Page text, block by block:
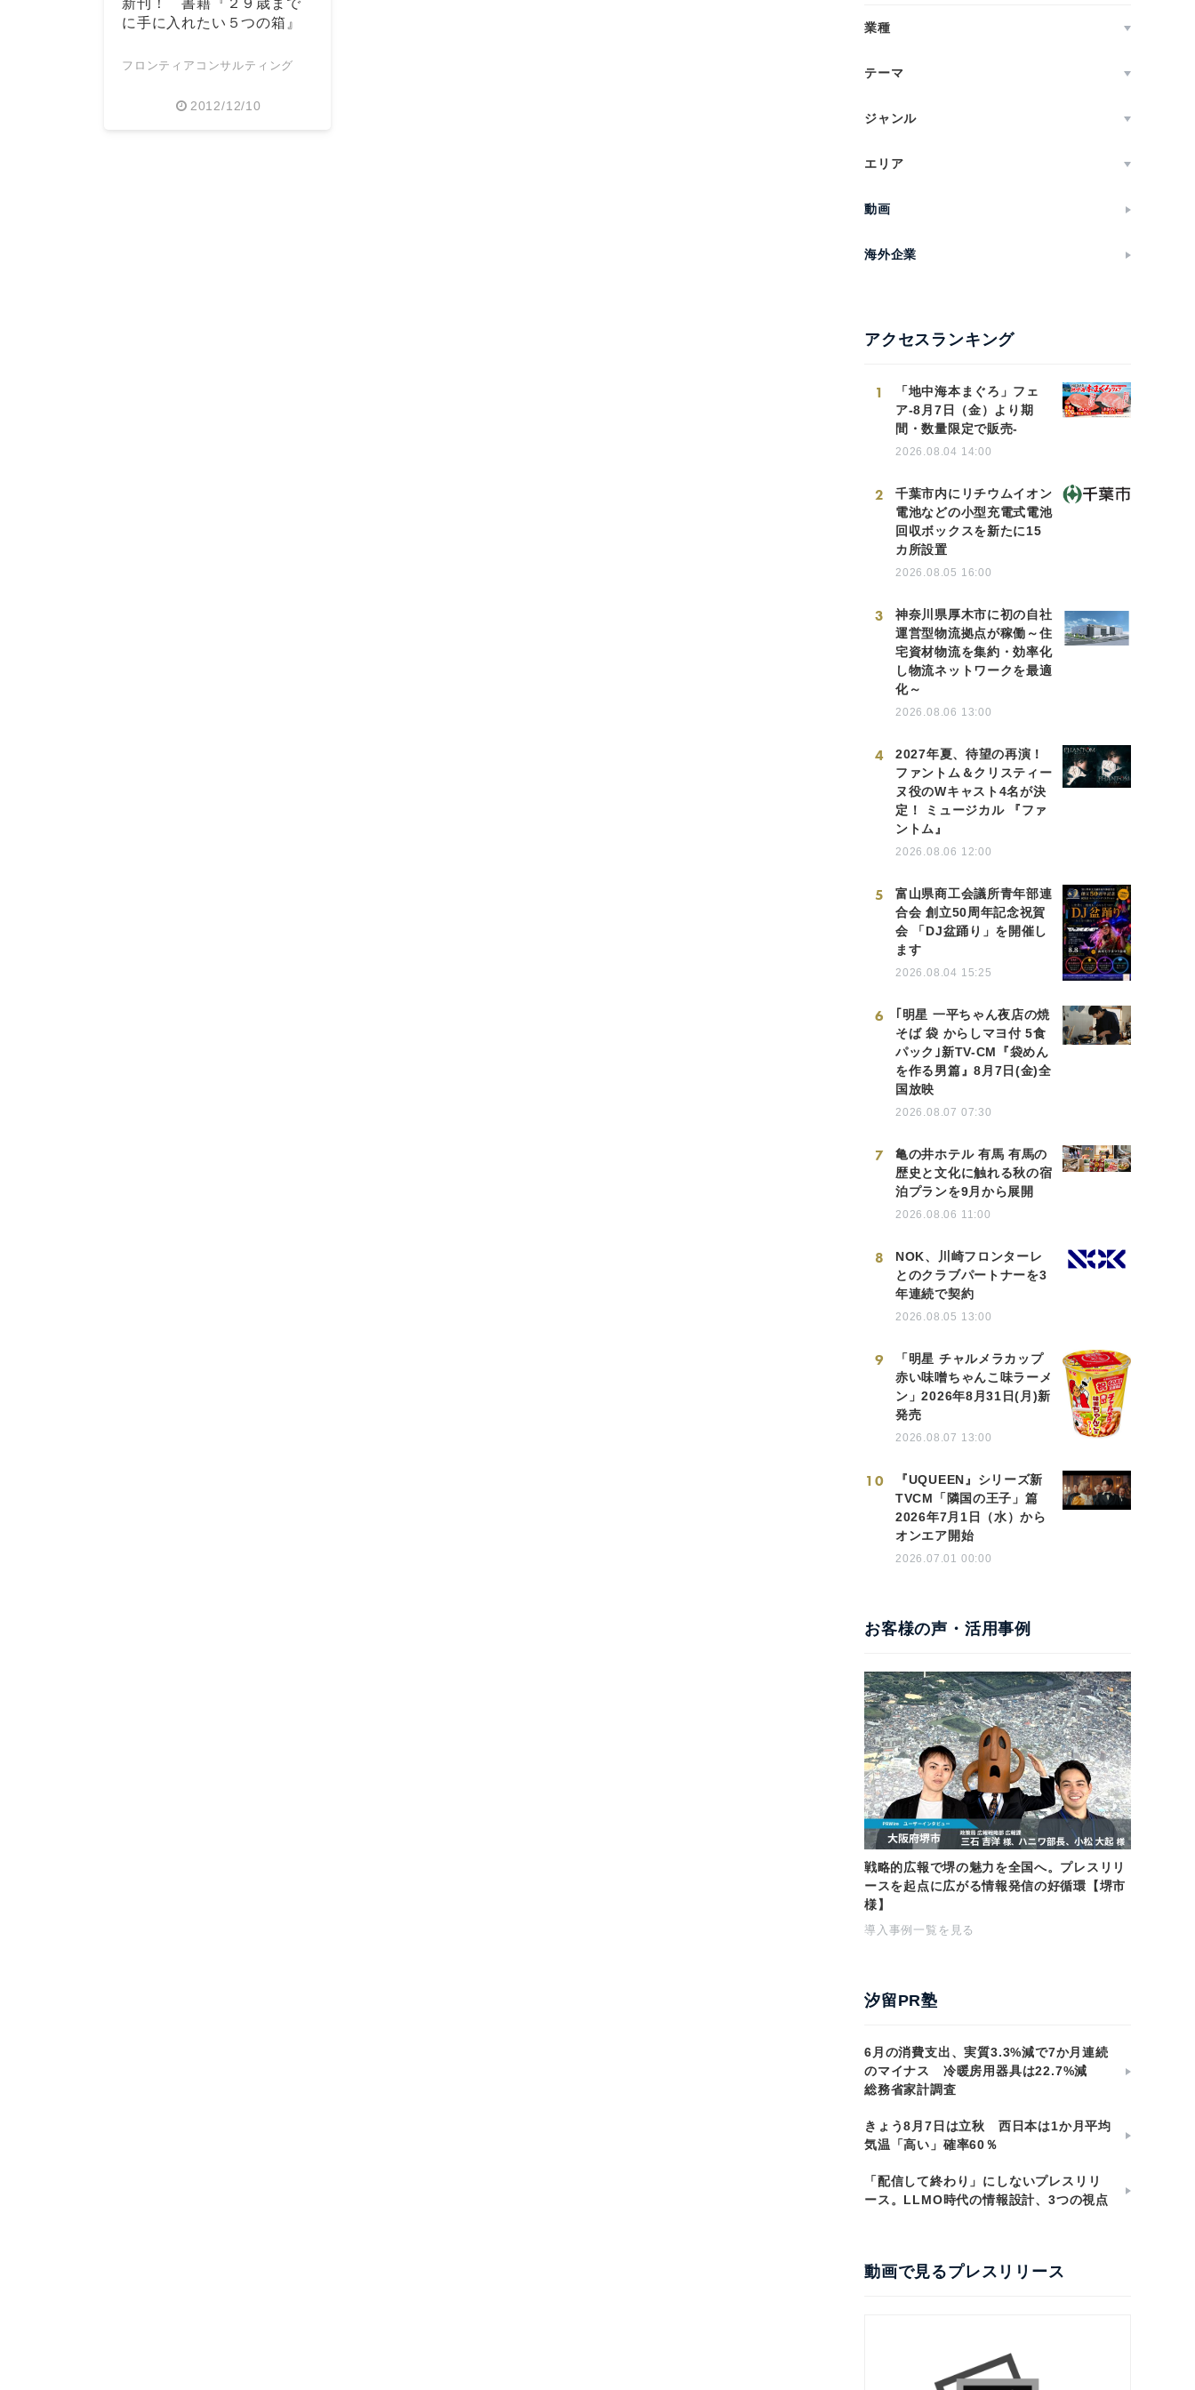
新刊！ 書籍『２９歳まで
に手に入れたい５つの箱』
フロンティアコンサルティング
2012/12/10
業種
テーマ
ジャンル
エリア
動画
海外企業
アクセスランキング
1
「地中海本まぐろ」フェ
ア-8月7日（金）より期
間・数量限定で販売-
2026.08.04 14:00
2
千葉市内にリチウムイオン
電池などの小型充電式電池
回収ボックスを新たに15
カ所設置
2026.08.05 16:00
3
神奈川県厚木市に初の自社
運営型物流拠点が稼働～住
宅資材物流を集約・効率化
し物流ネットワークを最適
化～
2026.08.06 13:00
4
2027年夏、待望の再演！
ファントム＆クリスティー
ヌ役のWキャスト4名が決
定！ ミュージカル 『ファ
ントム』
2026.08.06 12:00
5
富山県商工会議所青年部連
合会 創立50周年記念祝賀
会 「DJ盆踊り」を開催し
ます
2026.08.04 15:25
6
｢明星 一平ちゃん夜店の焼
そば 袋 からしマヨ付 5食
パック｣新TV-CM『袋めん
を作る男篇』8月7日(金)全
国放映
2026.08.07 07:30
7
亀の井ホテル 有馬 有馬の
歴史と文化に触れる秋の宿
泊プランを9月から展開
2026.08.06 11:00
8
NOK、川崎フロンターレ
とのクラブパートナーを3
年連続で契約
2026.08.05 13:00
9
「明星 チャルメラカップ
赤い味噌ちゃんこ味ラーメ
ン」2026年8月31日(月)新
発売
2026.08.07 13:00
10
『UQUEEN』シリーズ新
TVCM「隣国の王子」篇
2026年7月1日（水）から
オンエア開始
2026.07.01 00:00
お客様の声・活用事例
戦略的広報で堺の魅力を全国へ。プレスリリ
ースを起点に広がる情報発信の好循環【堺市
様】
導入事例一覧を見る
汐留PR塾
6月の消費支出、実質3.3%減で7か月連続
のマイナス 冷暖房用器具は22.7%減
総務省家計調査
きょう8月7日は立秋 西日本は1か月平均
気温「高い」確率60％
「配信して終わり」にしないプレスリリ
ース。LLMO時代の情報設計、3つの視点
動画で見るプレスリリース